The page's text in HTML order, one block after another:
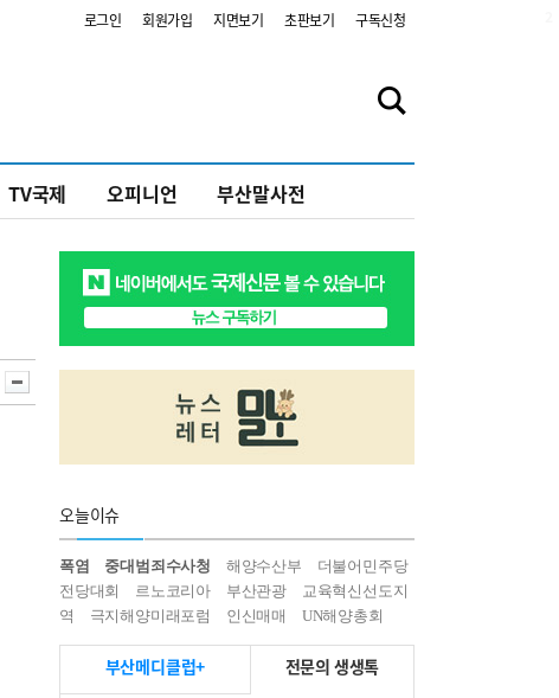
로그인 회원가입 지면보기 초판보기 구독신청
TV국제 오피니언 부산말사전
오늘이슈
폭염 중대범죄수사청 해양수산부
더불어민주당
전당대회
르노코리아 부산관광
교육혁신선도지
역
극지해양미래포럼 인신매매 UN해양총회
부산메디클럽+ 전문의 생생톡